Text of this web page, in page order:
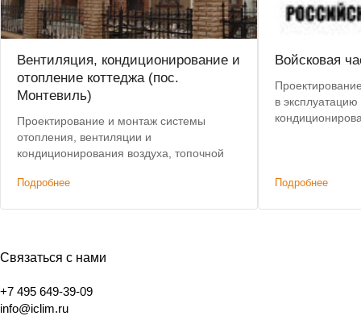
Вентиляция, кондиционирование и
отопление коттеджа (пос.
Монтевиль)
Проектирование и монтаж системы
отопления, вентиляции и
кондиционирования воздуха, топочной
Подробнее
Войсковая
в
Подробнее
Связаться с нами
+7 495 649-39-09
info@iclim.ru